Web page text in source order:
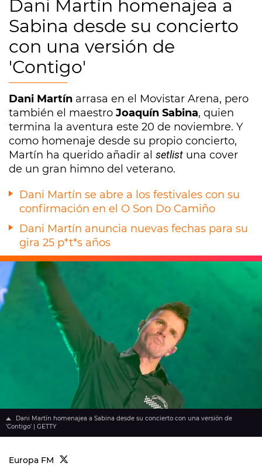
Dani Martín homenajea a
Sabina desde su concierto
con una versión de
'Contigo'
Dani Martín arrasa en el Movistar Arena, pero
también el maestro Joaquín Sabina, quien
termina la aventura este 20 de noviembre. Y
como homenaje desde su propio concierto,
Martín ha querido añadir al setlist una cover
de un gran himno del veterano.
Dani Martín se abre a los festivales con su
confirmación en el O Son Do Camiño
Dani Martín anuncia nuevas fechas para su
gira 25 p*t*s años
Dani Martín homenajea a Sabina desde su concierto con una versión de
'Contigo' | GETTY
Europa FM